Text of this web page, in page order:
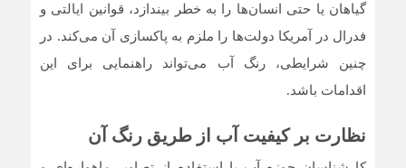
گیاهان یا حتی انسان‌ها را به خطر بیندازد، قوانین ایالتی و
فدرال در آمریکا دولت‌ها را ملزم به پاکسازی آن می‌کند. در
چنین شرایطی، رنگ آب می‌تواند راهنمایی برای این
اقدامات باشد.
نظارت بر کیفیت آب از طریق رنگ آن